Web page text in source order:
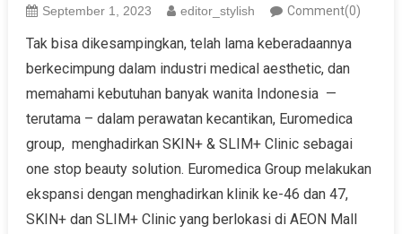
September 1, 2023 editor_stylish Comment(0)
Tak bisa dikesampingkan, telah lama keberadaannya
berkecimpung dalam industri medical aesthetic, dan
memahami kebutuhan banyak wanita Indonesia —
terutama – dalam perawatan kecantikan, Euromedica
group, menghadirkan SKIN+ & SLIM+ Clinic sebagai
one stop beauty solution. Euromedica Group melakukan
ekspansi dengan menghadirkan klinik ke-46 dan 47,
SKIN+ dan SLIM+ Clinic yang berlokasi di AEON Mall